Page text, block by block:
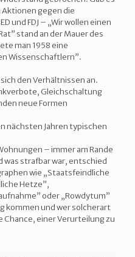
gegen die
und FDJ – „Wir wollen einen
stand an der Mauer des
man 1958 eine
Wissenschaftlern”.
den Verhältnissen an.
Gleichschaltung
neue Formen
nächsten Jahren typischen
– immer am Rande
was strafbar war, entschied
wie „Staatsfeindliche
Hetze”,
oder „Rowdytum”
kommen und wer solcherart
einer Verurteilung zu